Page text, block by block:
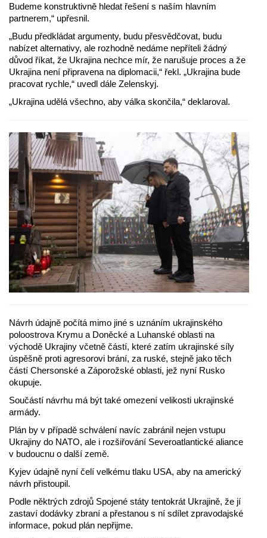
Budeme konstruktivně hledat řešení s naším hlavním
partnerem,“ upřesnil.
„Budu předkládat argumenty, budu přesvědčovat, budu
nabízet alternativy, ale rozhodně nedáme nepříteli žádný
důvod říkat, že Ukrajina nechce mír, že narušuje proces a že
Ukrajina není připravena na diplomacii,“ řekl. „Ukrajina bude
pracovat rychle,“ uvedl dále Zelenskyj.
„Ukrajina udělá všechno, aby válka skončila,“ deklaroval.
Návrh údajně počítá mimo jiné s uznáním ukrajinského
poloostrova Krymu a Doněcké a Luhanské oblasti na
východě Ukrajiny včetně částí, které zatím ukrajinské síly
úspěšně proti agresorovi brání, za ruské, stejně jako těch
částí Chersonské a Záporožské oblasti, jež nyní Rusko
okupuje.
Součástí návrhu má být také omezení velikosti ukrajinské
armády.
Plán by v případě schválení navíc zabránil nejen vstupu
Ukrajiny do NATO, ale i rozšiřování Severoatlantické aliance
v budoucnu o další země.
Kyjev údajně nyní čelí velkému tlaku USA, aby na americký
návrh přistoupil.
Podle něktrých zdrojů Spojené státy tentokrát Ukrajině, že jí
zastaví dodávky zbraní a přestanou s ní sdílet zpravodajské
informace, pokud plán nepřijme.